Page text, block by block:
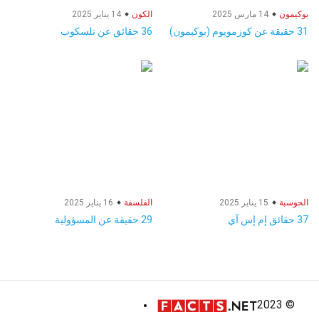
بوكيمون
31 حقيقة عن كوزمويوم (بوكيمون)
الكون
36 حقائق عن تلسكوب
الحوسبة
37 حقائق إم إس آي
الفلسفة
29 حقيقة عن المسؤولية
© 2023